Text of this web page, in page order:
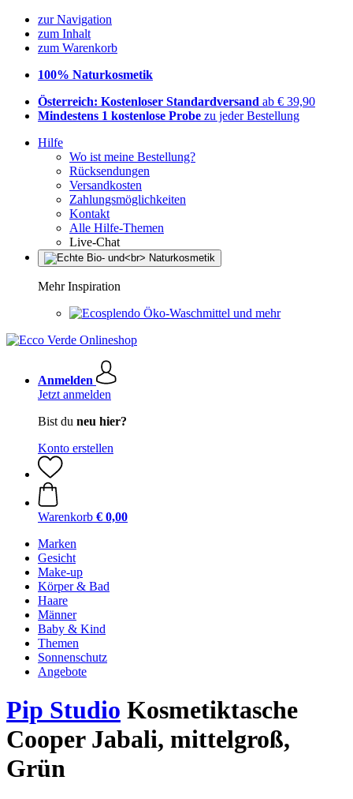
zur Navigation
zum Inhalt
zum Warenkorb
100% Naturkosmetik
Österreich: Kostenloser Standardversand ab € 39,90
Mindestens 1 kostenlose Probe zu jeder Bestellung
Hilfe
Wo ist meine Bestellung?
Rücksendungen
Versandkosten
Zahlungsmöglichkeiten
Kontakt
Alle Hilfe-Themen
Live-Chat
Mehr Inspiration
Öko-Waschmittel und mehr
Anmelden
Jetzt anmelden
Bist du neu hier?
Konto erstellen
Warenkorb € 0,00
Marken
Gesicht
Make-up
Körper & Bad
Haare
Männer
Baby & Kind
Themen
Sonnenschutz
Angebote
Pip Studio Kosmetiktasche
Cooper Jabali, mittelgroß,
Grün